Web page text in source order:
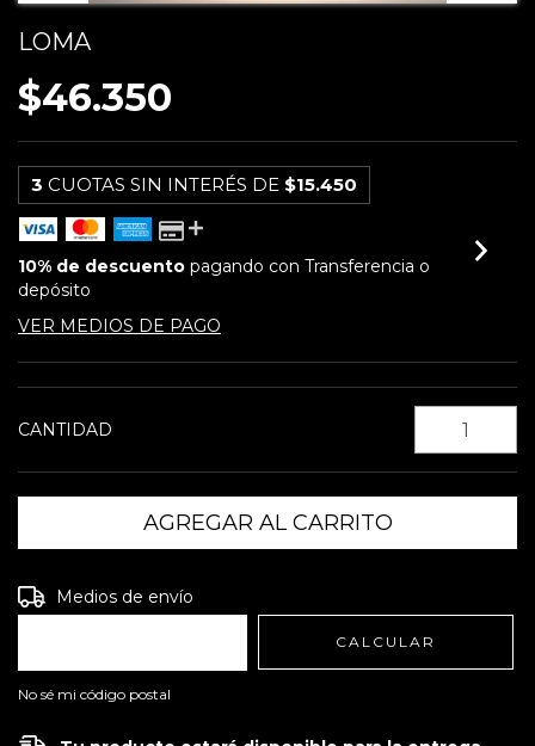
LOMA
$46.350
3 CUOTAS SIN INTERÉS DE $15.450
10% de descuento pagando con Transferencia o
depósito
VER MEDIOS DE PAGO
CANTIDAD
Entregas para el CP:
Medios de envío
CALCULAR
No sé mi código postal